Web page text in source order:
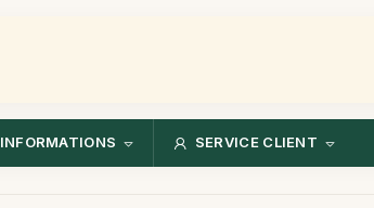
INFORMATIONS SERVICE CLIENT